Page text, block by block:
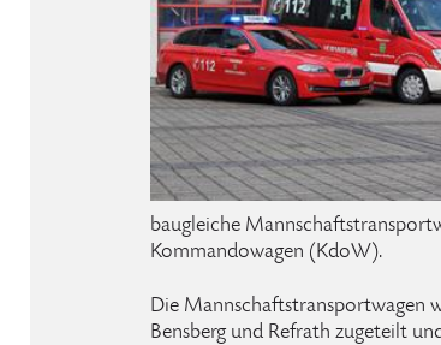
baugleiche
Kommandowagen (KdoW).
Die Mannschaftstransportwagen
Bensberg und Refrath zugeteilt